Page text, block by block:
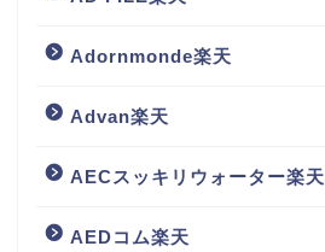
Adornmonde楽天
Advan楽天
AECスッキリウォーター楽天
AEDコム楽天